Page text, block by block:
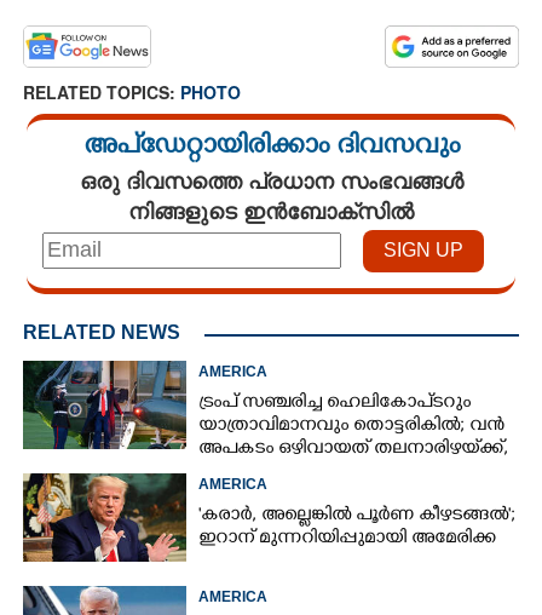
RELATED TOPICS: PHOTO
അപ്ഡേറ്റായിരിക്കാം ദിവസവും
ഒരു ദിവസത്തെ പ്രധാന സംഭവങ്ങൾ
നിങ്ങളുടെ ഇൻബോക്സിൽ
RELATED NEWS
AMERICA
ട്രംപ് സഞ്ചരിച്ച ഹെലികോപ്‌ടറും
യാത്രാവിമാനവും തൊട്ടരികിൽ; വൻ
അപകടം ഒഴിവായത് തലനാരിഴയ്‌ക്ക്,
AMERICA
'കരാർ, അല്ലെങ്കിൽ പൂർണ കീഴടങ്ങൽ';
ഇറാന് മുന്നറിയിപ്പുമായി അമേരിക്ക
AMERICA